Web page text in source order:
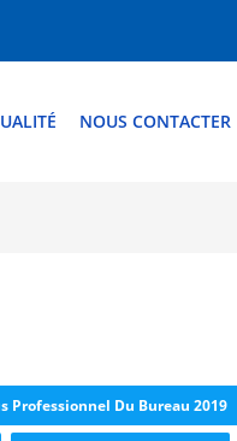
NOUS CONTACTER
Professionnel Du Bureau 2019